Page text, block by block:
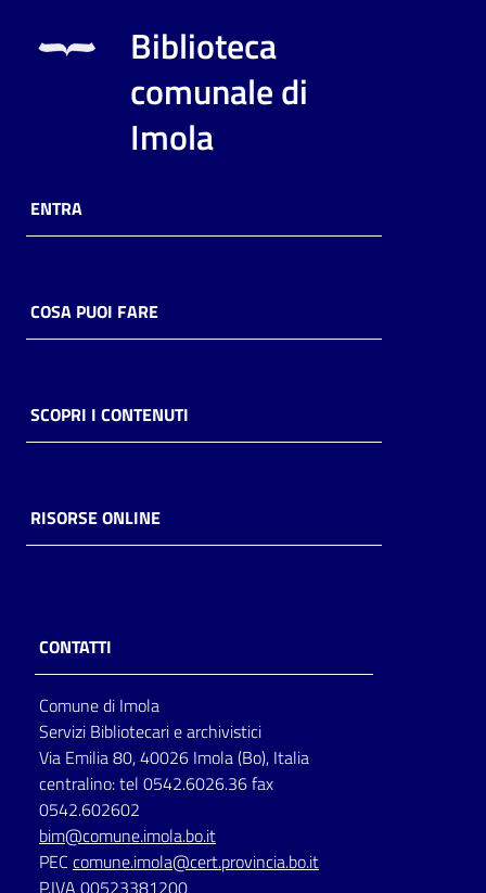
Biblioteca
comunale di
Imola
ENTRA
COSA PUOI FARE
SCOPRI I CONTENUTI
RISORSE ONLINE
CONTATTI
Comune di Imola
Servizi Bibliotecari e archivistici
Via Emilia 80, 40026 Imola (Bo), Italia
centralino: tel 0542.6026.36 fax
0542.602602
bim@comune.imola.bo.it
PEC comune.imola@cert.provincia.bo.it